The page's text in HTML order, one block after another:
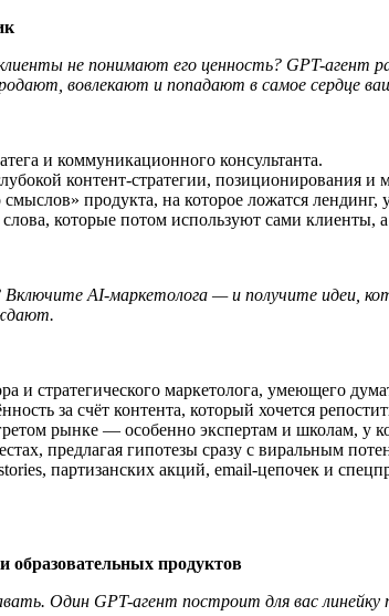
не понимают его ценность? GPT-
вовлекают и попадают в самое сердце
и коммуникационного консультанта.
контент-стратегии, позиционирования и
продукта, на которое ложатся
которые потом используют сами клиенты,
Включите AI-маркетолога — и получите идеи,
и стратегического маркетолога, умеющего
за счёт контента, который хочется
рынке — особенно экспертам и школам, у
предлагая гипотезы сразу с виральным
партизанских акций, email-цепочек и
образовательных продуктов
Один GPT-агент построит для вас